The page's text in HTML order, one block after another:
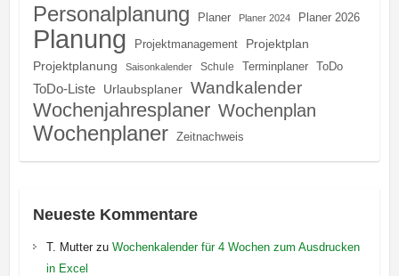
Personalplanung Planer Planer 2024 Planer 2026
Planung Projektmanagement
Projektplan
Projektplanung
Saisonkalender Schule Terminplaner ToDo
ToDo-Liste Urlaubsplaner Wandkalender
Wochenjahresplaner Wochenplan
Wochenplaner Zeitnachweis
Neueste Kommentare
T. Mutterzu Wochenkalender für 4 Wochen zum Ausdrucken
in Excel